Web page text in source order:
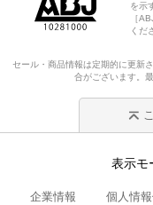
を示
［
くだ
セール・商品情報は定期的に更新
合がございます。
表示モ
企業情報 個人情